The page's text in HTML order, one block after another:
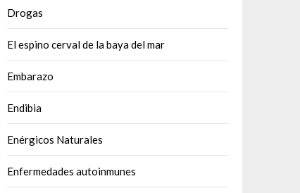
Drogas
El espino cerval de la baya del mar
Embarazo
Endibia
Enérgicos Naturales
Enfermedades autoinmunes